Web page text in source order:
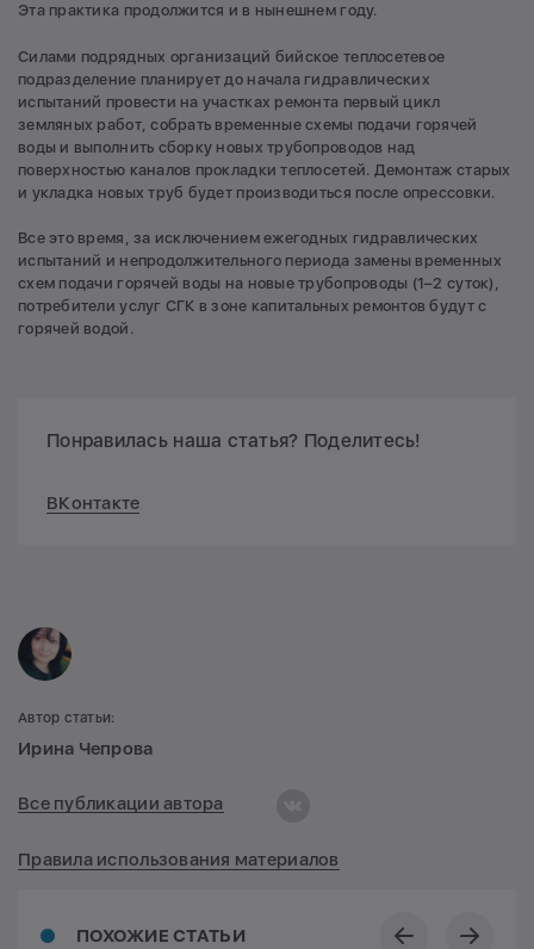
Эта практика продолжится и в нынешнем году.
Силами подрядных организаций бийское теплосетевое
подразделение планирует до начала гидравлических
испытаний провести на участках ремонта первый цикл
земляных работ, собрать временные схемы подачи горячей
воды и выполнить сборку новых трубопроводов над
поверхностью каналов прокладки теплосетей. Демонтаж старых
и укладка новых труб будет производиться после опрессовки.
Все это время, за исключением ежегодных гидравлических
испытаний и непродолжительного периода замены временных
схем подачи горячей воды на новые трубопроводы (1–2 суток),
потребители услуг СГК в зоне капитальных ремонтов будут с
горячей водой.
Понравилась наша статья? Поделитесь!
ВКонтакте
ПОХОЖИЕ СТАТЬИ
Автор статьи:
Ирина Чепрова
Все публикации автора
Правила использования материалов